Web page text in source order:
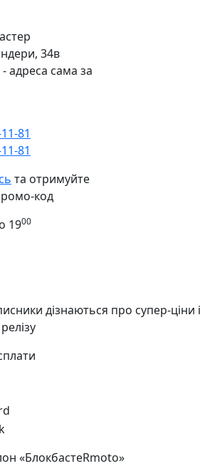
34в
адреса сама за
81
81
та отримуйте
код
1900
дізнаються про супер-ціни і
«БлокбастеRmoto»